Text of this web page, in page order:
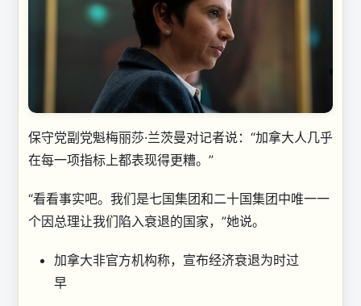
保守党副党魁梅丽莎·兰茨曼对记者说：“加拿大人几乎
在每一项指标上都表现得更糟。”
“看看事实吧。我们是七国集团和二十国集团中唯一一
个因总理让我们陷入衰退的国家，”她说。
加拿大非官方机构称，宣布经济衰退为时过
早